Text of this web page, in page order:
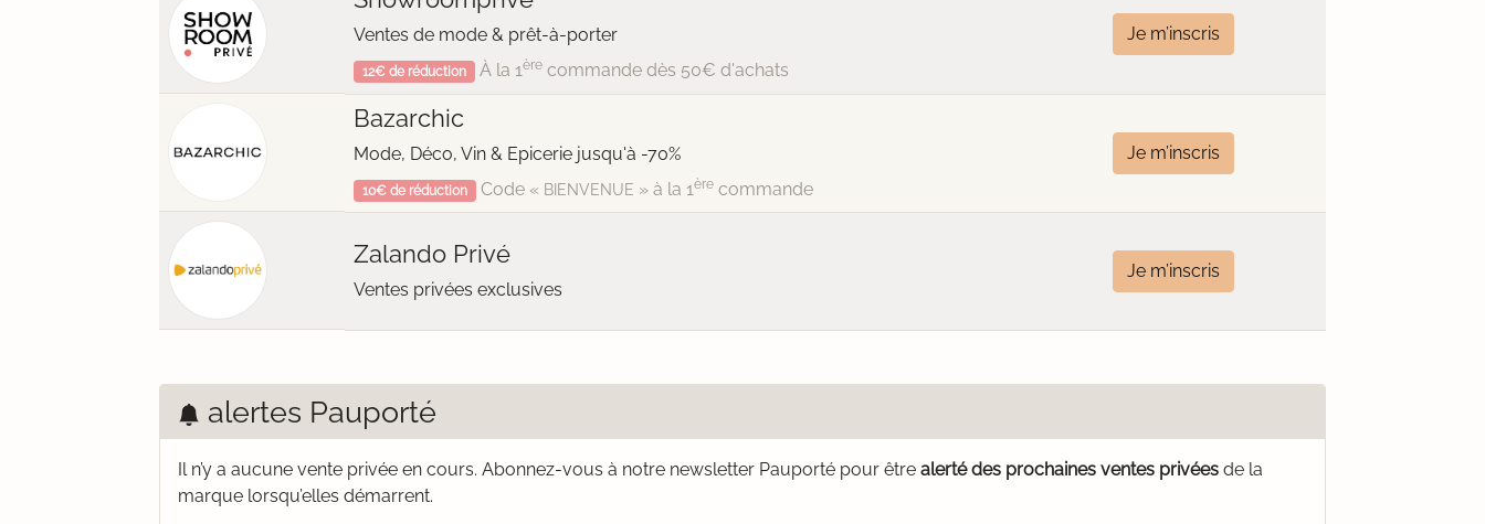
Ventes de mode & prêt-à-porter
12€ de réduction À la 1èrecommande dès 50€ d'achats
Je m’inscris
Bazarchic
Mode, Déco, Vin & Epicerie jusqu'à -70%
10€ de réduction Code « BIENVENUE » à la 1èrecommande
Je m’inscris
Zalando Privé
Ventes privées exclusives
Je m’inscris
alertes Pauporté
Il n’y a aucune vente privée en cours. Abonnez-vous à notre newsletter Pauporté pour être alerté des prochaines ventes privées de la
marque lorsqu’elles démarrent.